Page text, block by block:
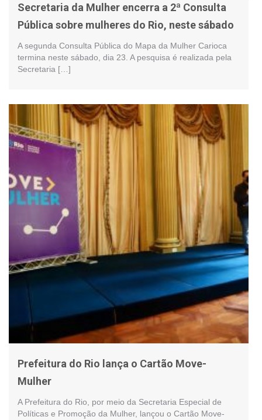
Secretaria da Mulher encerra a 2ª Consulta
Pública sobre mulheres do Rio, neste sábado
A segunda Consulta Pública do Mapa da Mulher Carioca
termina neste sábado, dia 23. A pesquisa é realizada pela
Secretaria […]
Prefeitura do Rio lança o Cartão Move-
Mulher
A Prefeitura do Rio, por meio da Secretaria Especial de
Políticas e Promoção da Mulher, lançou o Cartão Move-